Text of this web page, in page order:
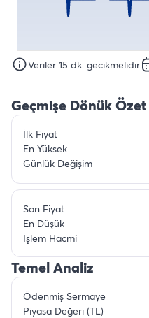
Veriler 15 dk. gecikmelidir.
Geçmişe Dönük
İlk Fiyat
En Yüksek
Günlük Değişim
Son Fiyat
En Düşük
İşlem Hacmi
Temel Analiz
Ödenmiş Sermaye
Piyasa Değeri (TL)